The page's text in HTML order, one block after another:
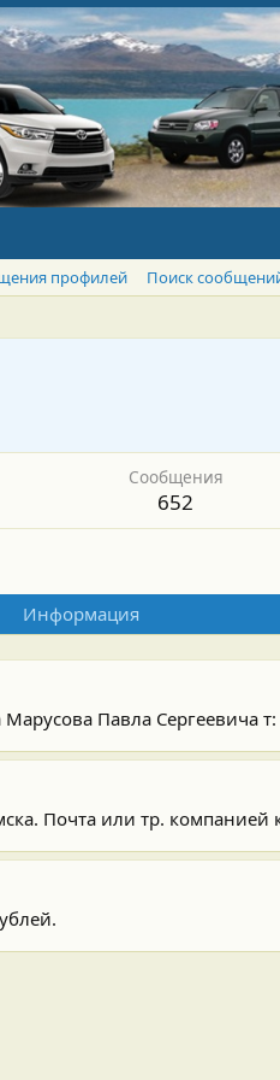
профилей
Поиск
Сообщения
652
Информация
Павла Сергеевича
Почта или тр. компанией